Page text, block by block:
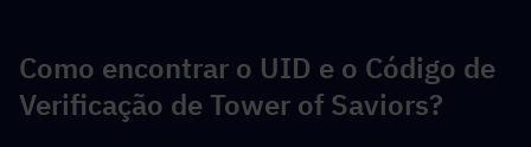
Como encontrar o UID e o Código de
Verificação de Tower of Saviors?